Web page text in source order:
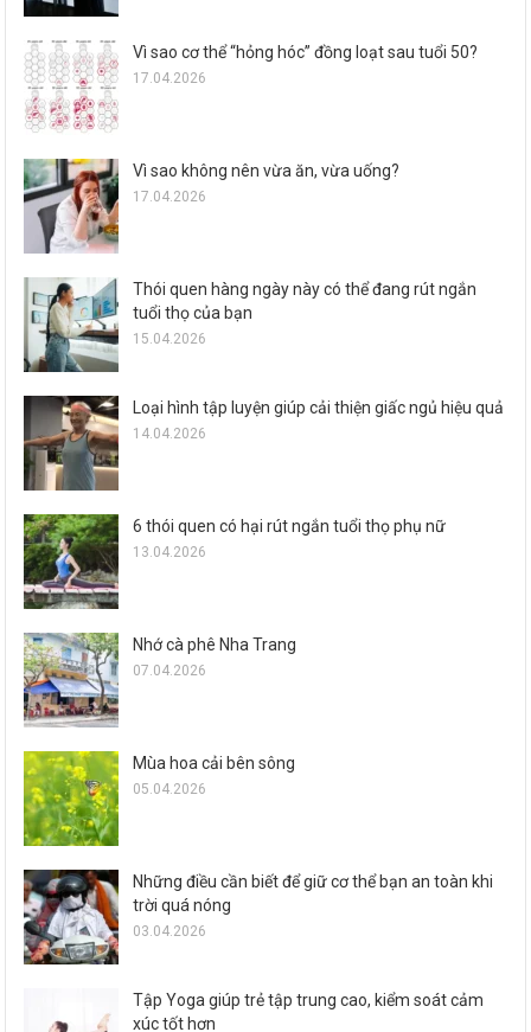
Vì sao cơ thể “hỏng hóc” đồng loạt sau tuổi 50?
17.04.2026
Vì sao không nên vừa ăn, vừa uống?
17.04.2026
Thói quen hàng ngày này có thể đang rút ngắn
tuổi thọ của bạn
15.04.2026
Loại hình tập luyện giúp cải thiện giấc ngủ hiệu quả
14.04.2026
6 thói quen có hại rút ngắn tuổi thọ phụ nữ
13.04.2026
Nhớ cà phê Nha Trang
07.04.2026
Mùa hoa cải bên sông
05.04.2026
Những điều cần biết để giữ cơ thể bạn an toàn khi
trời quá nóng
03.04.2026
Tập Yoga giúp trẻ tập trung cao, kiểm soát cảm
xúc tốt hơn